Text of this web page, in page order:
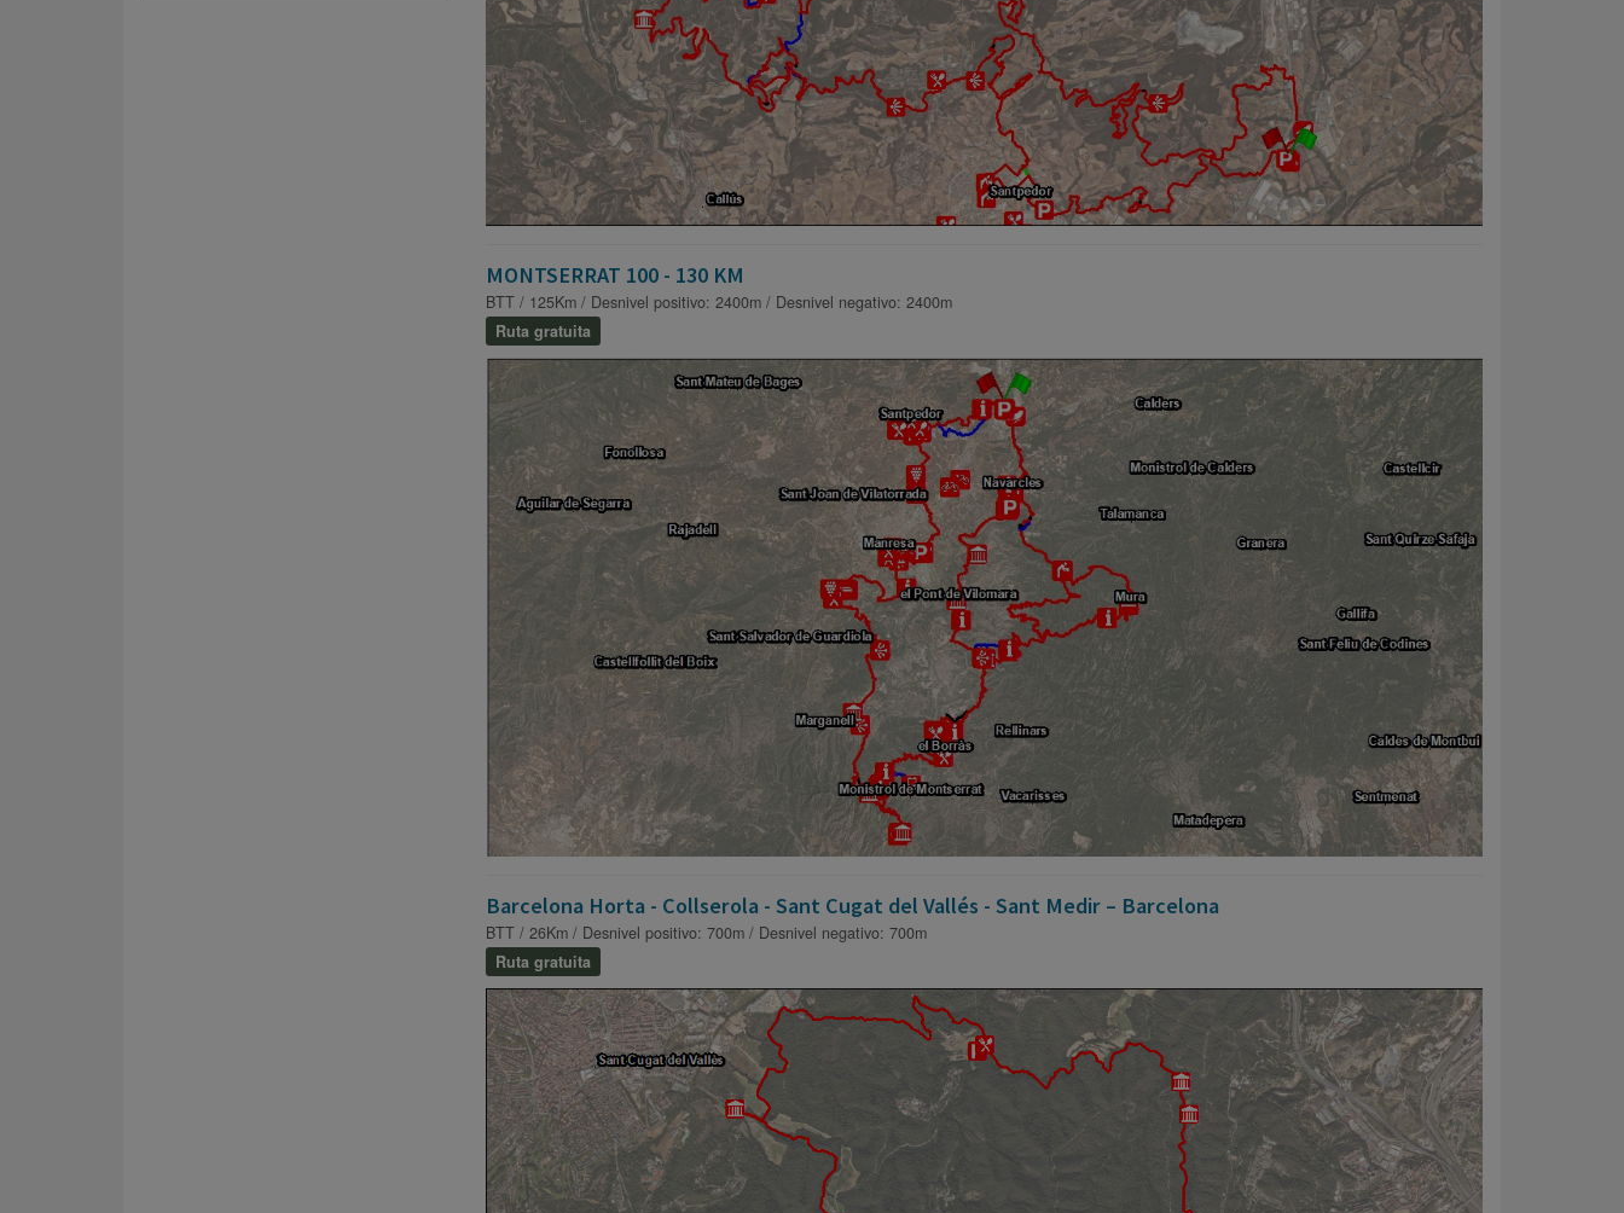
MONTSERRAT 100 - 130 KM
BTT / 125Km / Desnivel positivo: 2400m / Desnivel negativo: 2400m
Ruta gratuita
Barcelona Horta - Collserola - Sant Cugat del Vallés - Sant Medir – Barcelona
BTT / 26Km / Desnivel positivo: 700m / Desnivel negativo: 700m
Ruta gratuita